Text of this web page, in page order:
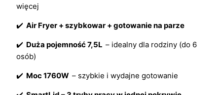
więcej
✔️ Air Fryer + szybkowar + gotowanie na parze
✔️ Duża pojemność 7,5L – idealny dla rodziny (do 6
osób)
✔️ Moc 1760W – szybkie i wydajne gotowanie